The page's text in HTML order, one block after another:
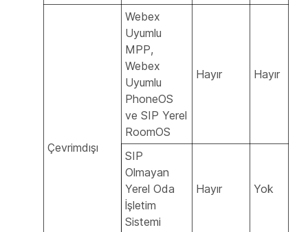
Çevrimdışı
Webex
Uyumlu
MPP,
Webex
Uyumlu
PhoneOS
ve SIP Yerel
RoomOS
Hayır Hayır
SIP
Olmayan
Yerel Oda
İşletim
Sistemi
Hayır Yok